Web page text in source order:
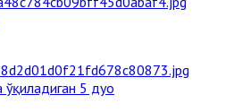
ўқиладиган 5 дуо